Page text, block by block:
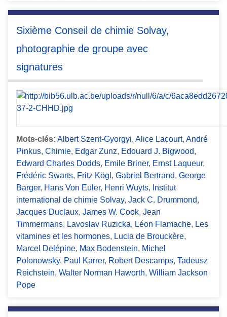
Sixième Conseil de chimie Solvay,
photographie de groupe avec
signatures
Mots-clés: Albert Szent-Gyorgyi, Alice Lacourt, André
Pinkus, Chimie, Edgar Zunz, Edouard J. Bigwood,
Edward Charles Dodds, Emile Briner, Ernst Laqueur,
Frédéric Swarts, Fritz Kögl , Gabriel Bertrand, George
Barger, Hans Von Euler, Henri Wuyts, Institut
international de chimie Solvay, Jack C. Drummond,
Jacques Duclaux, James W. Cook, Jean
Timmermans, Lavoslav Ruzicka, Léon Flamache, Les
vitamines et les hormones, Lucia de Brouckère,
Marcel Delépine, Max Bodenstein, Michel
Polonowsky, Paul Karrer, Robert Descamps, Tadeusz
Reichstein, Walter Norman Haworth, William Jackson
Pope